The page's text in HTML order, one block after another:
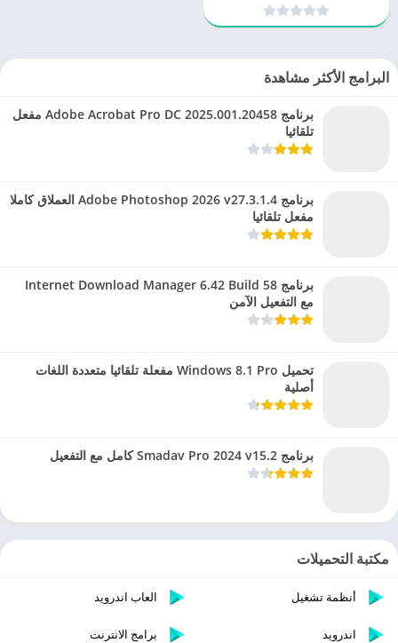
البرامج الأكثر مشاهدة
برنامج Adobe Acrobat Pro DC 2025.001.20458 مفعل
تلقائيا
برنامج Adobe Photoshop 2026 v27.3.1.4 العملاق كاملا
مفعل تلقائيا
برنامج Internet Download Manager 6.42 Build 58
مع التفعيل الآمن
تحميل Windows 8.1 Pro مفعلة تلقائيا متعددة اللغات
أصلية
برنامج Smadav Pro 2024 v15.2 كامل مع التفعيل
مكتبة التحميلات
أنظمة تشغيل العاب اندرويد
اندرويد برامج الانترنت